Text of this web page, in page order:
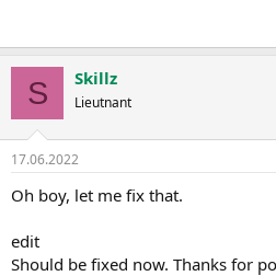
S Skillz
Lieutnant
17.06.2022
Oh boy, let me fix that.
edit
Should be fixed now. Thanks for